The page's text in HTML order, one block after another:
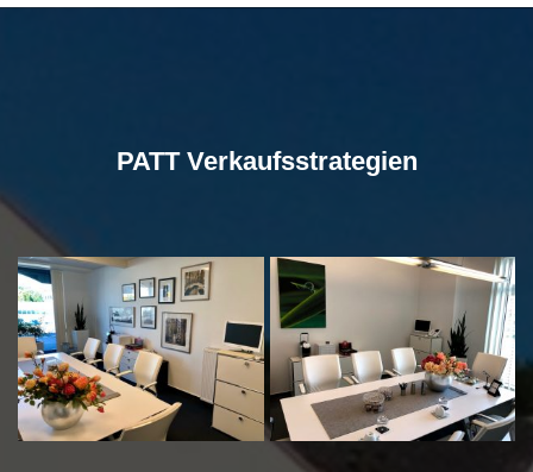
PATT Verkaufsstrategien